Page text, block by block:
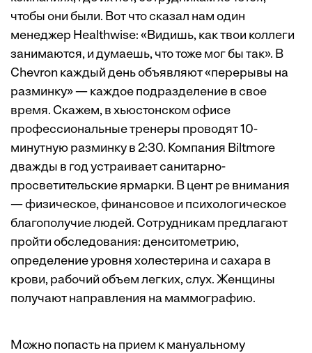
чтобы они были. Вот что сказал нам один
менеджер Healthwise: «Видишь, как твои коллеги
занимаются, и думаешь, что тоже мог бы так». В
Chevron каждый день объявляют «перерывы на
разминку» — каждое подразделение в свое
время. Скажем, в хьюстонском офисе
профессиональные тренеры проводят 10-
минутную разминку в 2:30. Компания Biltmore
дважды в год устраивает санитарно-
просветительские ярмарки. В цент ре внимания
— физическое, финансовое и психологическое
благополучие людей. Сотрудникам предлагают
пройти обследования: денситометрию,
определение уровня холестерина и сахара в
крови, рабочий объем легких, слух. Женщины
получают направления на маммографию.
Можно попасть на прием к мануальному